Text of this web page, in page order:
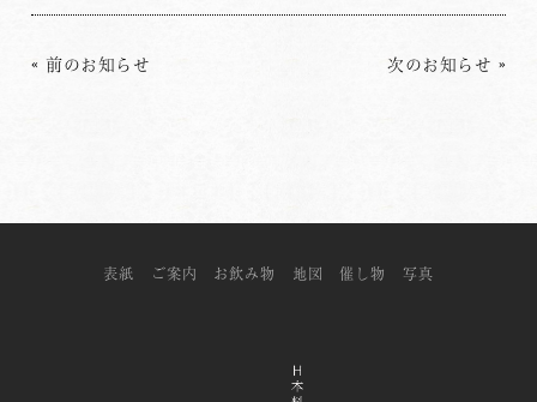
« 前のお知らせ 次のお知らせ »
表紙 ご案内 お飲み物 地図 催し物 写真